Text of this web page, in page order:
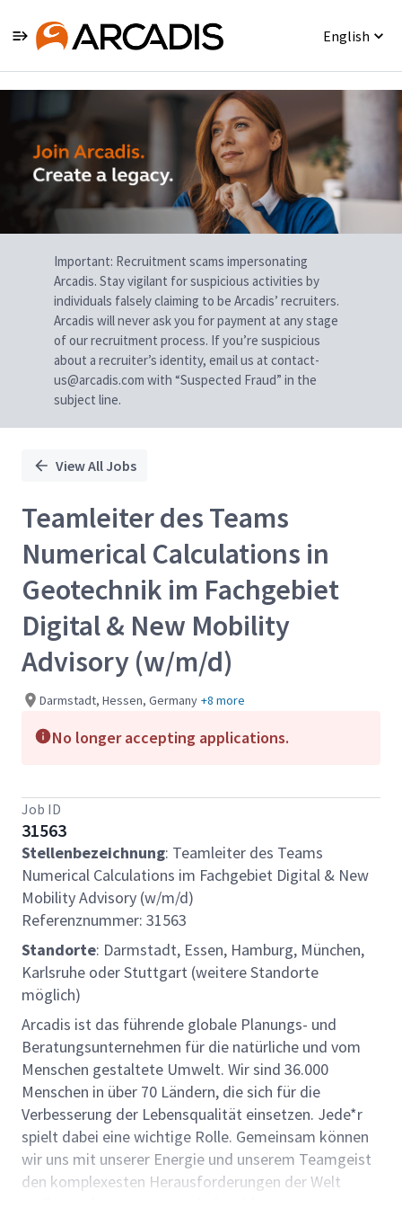
English
Single
Position
Important: Recruitment scams impersonating
Arcadis. Stay vigilant for suspicious activities by
individuals falsely claiming to be Arcadis’ recruiters.
Arcadis will never ask you for payment at any stage
of our recruitment process. If you’re suspicious
about a recruiter’s identity, email us at contact-
us@arcadis.com with “Suspected Fraud” in the
subject line.
View All Jobs
Teamleiter des Teams
Numerical Calculations in
Geotechnik im Fachgebiet
Digital & New Mobility
Advisory (w/m/d)
Darmstadt, Hessen, Germany +8 more
No longer accepting applications.
Job ID
31563
Stellenbezeichnung: Teamleiter des Teams
Numerical Calculations im Fachgebiet Digital & New
Mobility Advisory (w/m/d)
Referenznummer: 31563
Standorte: Darmstadt, Essen, Hamburg, München,
Karlsruhe oder Stuttgart (weitere Standorte
möglich)
Arcadis ist das führende globale Planungs- und
Beratungsunternehmen für die natürliche und vom
Menschen gestaltete Umwelt. Wir sind 36.000
Menschen in über 70 Ländern, die sich für die
Verbesserung der Lebensqualität einsetzen. Jede*r
spielt dabei eine wichtige Rolle. Gemeinsam können
wir uns mit unserer Energie und unserem Teamgeist
den komplexesten Herausforderungen der Welt